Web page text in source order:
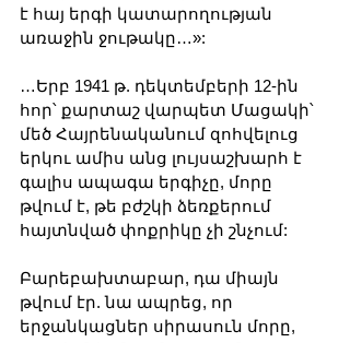
է հայ երգի կատարողության
առաջին ջութակը…»:
…Երբ 1941 թ. դեկտեմբերի 12-ին
հոր՝ քարտաշ վարպետ Մացակի՝
մեծ Հայրենականում զոհվելուց
երկու ամիս անց լույսաշխարհ է
գալիս ապագա երգիչը, մորը
թվում է, թե բժշկի ձեռքերում
հայտնված փոքրիկը չի շնչում:
Բարեբախտաբար, դա միայն
թվում էր. նա ապրեց, որ
երջանկացներ սիրասուն մորը,